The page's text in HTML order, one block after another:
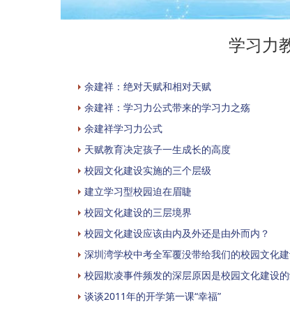
学习力
余建祥：绝对天赋和相对天赋
余建祥：学习力公式带来的学习力之殇
余建祥学习力公式
天赋教育决定孩子一生成长的高度
校园文化建设实施的三个层级
建立学习型校园迫在眉睫
校园文化建设的三层境界
校园文化建设应该由内及外还是由外而内？
深圳湾学校中考全军覆没带给我们的校园文化
校园欺凌事件频发的深层原因是校园文化建设
谈谈2011年的开学第一课“幸福”